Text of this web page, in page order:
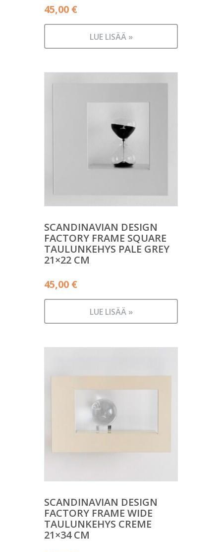
45,00 €
LUE LISÄÄ »
SCANDINAVIAN DESIGN
FACTORY FRAME SQUARE
TAULUNKEHYS PALE GREY
21×22 CM
45,00 €
LUE LISÄÄ »
SCANDINAVIAN DESIGN
FACTORY FRAME WIDE
TAULUNKEHYS CREME
21×34 CM